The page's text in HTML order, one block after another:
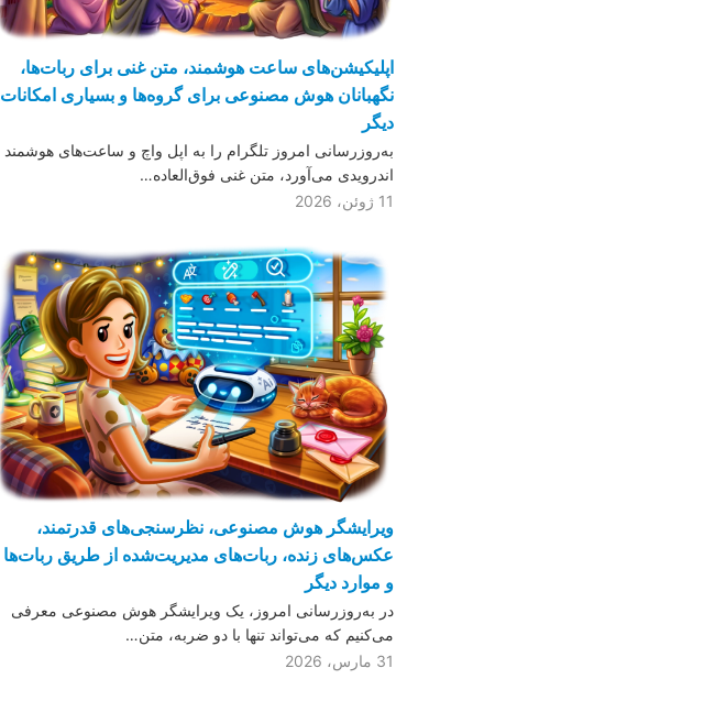
اپلیکیشن‌های ساعت هوشمند، متن غنی برای ربات‌ها،
نگهبانان هوش مصنوعی برای گروه‌ها و بسیاری امکانات
دیگر
به‌روزرسانی امروز تلگرام را به اپل واچ و ساعت‌های هوشمند
اندرویدی می‌آورد، متن غنی فوق‌العاده…
11 ژوئن، 2026
ویرایشگر هوش مصنوعی، نظرسنجی‌های قدرتمند،
عکس‌های زنده، ربات‌های مدیریت‌شده از طریق ربات‌ها
و موارد دیگر
در به‌روزرسانی امروز، یک ویرایشگر هوش مصنوعی معرفی
می‌کنیم که می‌تواند تنها با دو ضربه، متن…
31 مارس، 2026